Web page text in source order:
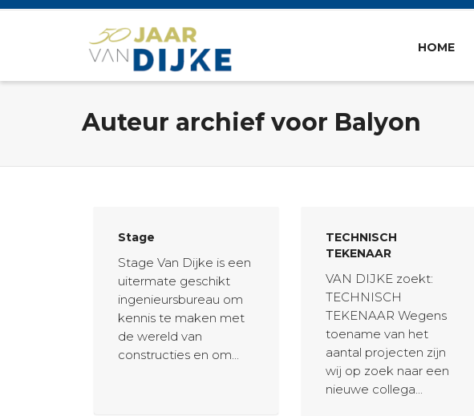
HOME
Auteur archief voor Balyon
Stage
Stage Van Dijke is een
uitermate geschikt
ingenieursbureau om
kennis te maken met
de wereld van
constructies en om...
TECHNISCH
TEKENAAR
VAN DIJKE zoekt:
TECHNISCH
TEKENAAR Wegens
toename van het
aantal projecten zijn
wij op zoek naar een
nieuwe collega...